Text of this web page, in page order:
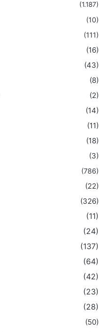
(1.187)
(10)
(111)
(16)
(43)
(8)
(2)
(14)
(11)
(18)
(3)
(786)
(22)
(326)
(11)
(24)
(137)
(64)
(42)
(23)
(28)
(50)